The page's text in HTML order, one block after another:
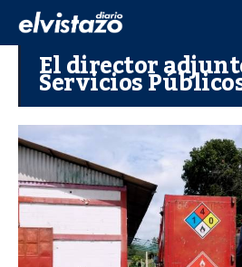
El director
Servicios